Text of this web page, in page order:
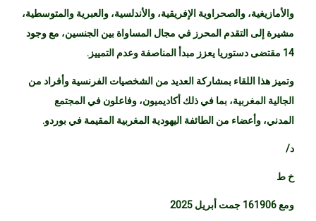
والأمازيغية، والصحراوية الإفريقية، والأندلسية، والعبرية والمتوسطية،
مشيرة إلى التقدم المحرز في مجال المساواة بين الجنسين، مع وجود
14 مقتضى دستوريا يعزز مبدأ المناصفة وعدم التمييز.
وتميز هذا اللقاء بمشاركة العديد من الشخصيات الفرنسية وأفراد من
الجالية المغربية، بما في ذلك أكاديميون، وفاعلون في المجتمع
المدني، وأعضاء من الطائفة اليهودية المغربية المقيمة في بوردو.
د/
خ ط
ومع 161906 جمت أبريل 2025